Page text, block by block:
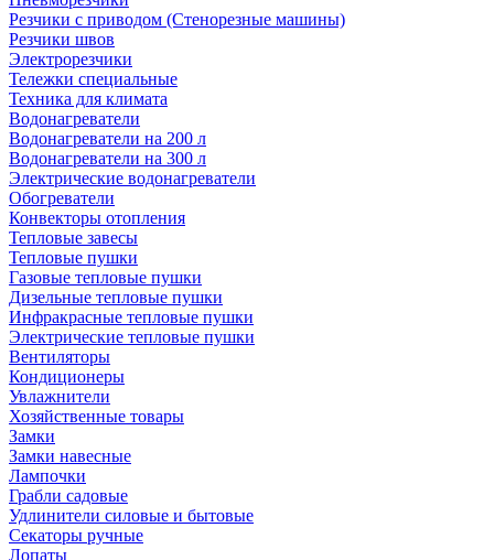
Резчики с приводом (Стенорезные машины)
Резчики швов
Электрорезчики
Тележки специальные
Техника для климата
Водонагреватели
Водонагреватели на 200 л
Водонагреватели на 300 л
Электрические водонагреватели
Обогреватели
Конвекторы отопления
Тепловые завесы
Тепловые пушки
Газовые тепловые пушки
Дизельные тепловые пушки
Инфракрасные тепловые пушки
Электрические тепловые пушки
Вентиляторы
Кондиционеры
Увлажнители
Хозяйственные товары
Замки
Замки навесные
Лампочки
Грабли садовые
Удлинители силовые и бытовые
Секаторы ручные
Лопаты